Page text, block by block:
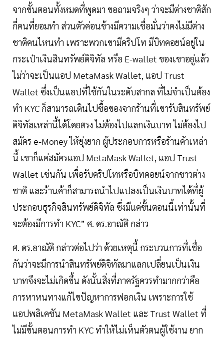
จากขั้นตอนทั้งหมดที่พูดมา ขอถามจริงๆ ว่าจะมีต่างชาติสัก
กี่คนที่ยอมทำ ส่วนตัวค่อนข้างมีความเชื่อมั่นว่าคงไม่มีต่าง
ชาติคนไหนทำ เพราะพวกเขามีคริปโท มีบิทคอยน์อยู่ใน
กระเป๋าเงินสินทรัพย์ดิจิทัล หรือ E-wallet ของเขาอยู่แล้ว
ไม่ว่าจะเป็นแอป MetaMask Wallet, แอป Trust
Wallet ซึ่งเป็นแอปที่ใช้กันในระดับสากล ที่ไม่จำเป็นต้อง
ทำ KYC ก็สามารถเดินไปซื้อของจากร้านที่เขารับสินทรัพย์
ดิจิทัลเหล่านี้ได้โดยตรง ไม่ต้องไปแลกเงินบาท ไม่ต้องไป
สมัคร e-Money ให้ยุ่งยาก ผู้ประกอบการหรือร้านค้าเหล่า
นี้ เขาก็แค่สมัครแอป MetaMask Wallet, แอป Trust
Wallet เช่นกัน เพื่อรับคริปโทหรือบิทคอยน์จากชาวต่าง
ชาติ และร้านค้าก็สามารถนำไปแปลงเป็นเงินบาทได้ที่ผู้
ประกอบธุรกิจสินทรัพย์ดิจิทัล ซึ่งมีแค่ขั้นตอนนี้เท่านั้นที่
จะต้องมีการทำ KYC” ศ. ดร.อาณัติ กล่าว
ศ. ดร.อาณัติ กล่าวต่อไปว่า ด้วยเหตุนี้ กระบวนการที่เชื่อ
กันว่าจะมีการนำสินทรัพย์ดิจิทัลมาแลกเปลี่ยนเป็นเงิน
บาทจึงจะไม่เกิดขึ้น ดังนั้นสิ่งที่ภาครัฐควรทำมากกว่าคือ
การหาหนทางแก้ไขปัญหาการฟอกเงิน เพราะการใช้
แอปพลิเคชัน MetaMask Wallet และ Trust Wallet ที่
ไม่มีขั้นตอนการทำ KYC ทำให้ไม่เห็นตัวตนผู้ใช้งาน ยาก